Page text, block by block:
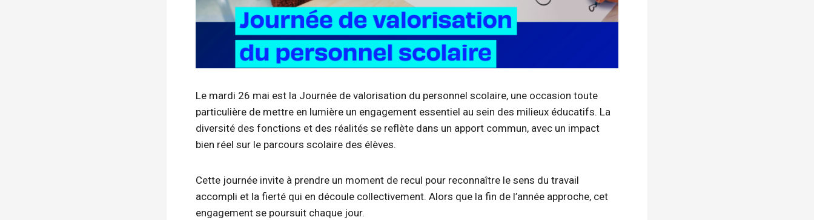
Le mardi 26 mai est la Journée de valorisation du personnel scolaire, une occasion toute
particulière de mettre en lumière un engagement essentiel au sein des milieux éducatifs. La
diversité des fonctions et des réalités se reflète dans un apport commun, avec un impact
bien réel sur le parcours scolaire des élèves.
Cette journée invite à prendre un moment de recul pour reconnaître le sens du travail
accompli et la fierté qui en découle collectivement. Alors que la fin de l’année approche, cet
engagement se poursuit chaque jour.